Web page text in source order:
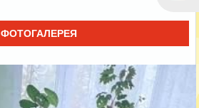
ФОТОГАЛЕРЕЯ